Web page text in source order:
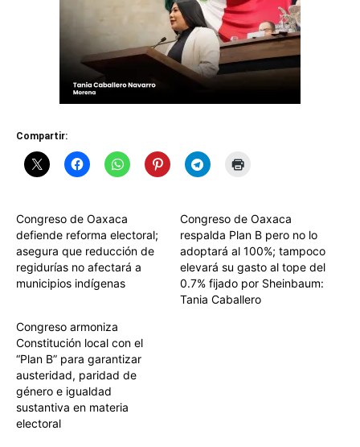
Compartir:
Congreso de Oaxaca
defiende reforma electoral;
asegura que reducción de
regidurías no afectará a
municipios indígenas
Congreso de Oaxaca
respalda Plan B pero no lo
adoptará al 100%; tampoco
elevará su gasto al tope del
0.7% fijado por Sheinbaum:
Tania Caballero
Congreso armoniza
Constitución local con el
“Plan B” para garantizar
austeridad, paridad de
género e igualdad
sustantiva en materia
electoral